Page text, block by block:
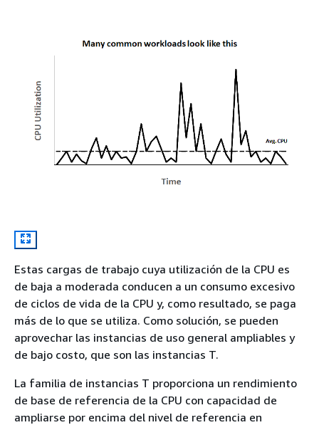
Estas cargas de trabajo cuya utilización de la CPU es
de baja a moderada conducen a un consumo excesivo
de ciclos de vida de la CPU y, como resultado, se paga
más de lo que se utiliza. Como solución, se pueden
aprovechar las instancias de uso general ampliables y
de bajo costo, que son las instancias T.
La familia de instancias T proporciona un rendimiento
de base de referencia de la CPU con capacidad de
ampliarse por encima del nivel de referencia en